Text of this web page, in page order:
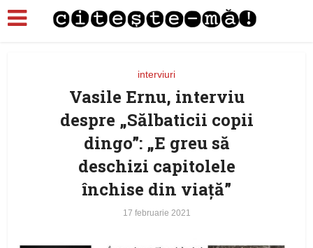
interviuri
Vasile Ernu, interviu
despre „Sălbaticii copii
dingo”: „E greu să
deschizi capitolele
închise din viață”
17 februarie 2021